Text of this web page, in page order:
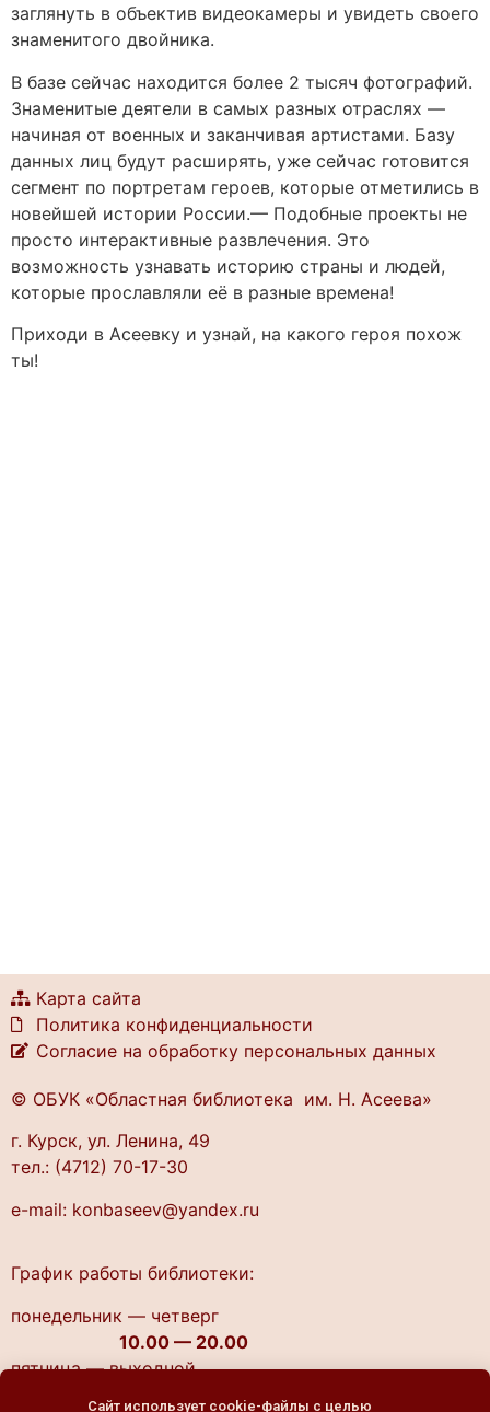
заглянуть в объектив видеокамеры и увидеть своего
знаменитого двойника.
В базе сейчас находится более 2 тысяч фотографий.
Знаменитые деятели в самых разных отраслях —
начиная от военных и заканчивая артистами. Базу
данных лиц будут расширять, уже сейчас готовится
сегмент по портретам героев, которые отметились в
новейшей истории России.— Подобные проекты не
просто интерактивные развлечения. Это
возможность узнавать историю страны и людей,
которые прославляли её в разные времена!
Приходи в Асеевку и узнай, на какого героя похож
ты!
Карта сайта
Политика конфиденциальности
Согласие на обработку персональных данных
© ОБУК «Областная библиотека им. Н. Асеева»
г. Курск, ул. Ленина, 49
тел.: (4712) 70-17-30
e-mail: konbaseev@yandex.ru
График работы библиотеки:
понедельник — четверг
10.00 — 20.00
пятница — выходной
Сайт использует cookie-файлы с целью